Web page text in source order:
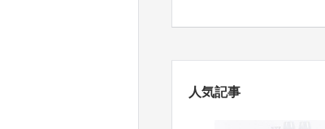
人気記事